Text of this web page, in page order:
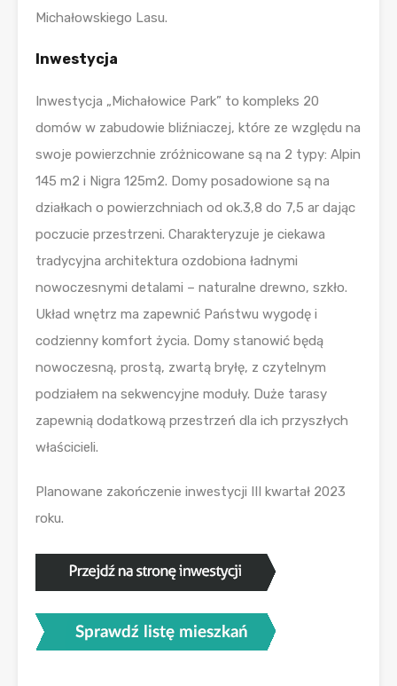
Michałowskiego Lasu.
Inwestycja
Inwestycja „Michałowice Park” to kompleks 20
domów w zabudowie bliźniaczej, które ze względu na
swoje powierzchnie zróżnicowane są na 2 typy: Alpin
145 m2 i Nigra 125m2. Domy posadowione są na
działkach o powierzchniach od ok.3,8 do 7,5 ar dając
poczucie przestrzeni. Charakteryzuje je ciekawa
tradycyjna architektura ozdobiona ładnymi
nowoczesnymi detalami – naturalne drewno, szkło.
Układ wnętrz ma zapewnić Państwu wygodę i
codzienny komfort życia. Domy stanowić będą
nowoczesną, prostą, zwartą bryłę, z czytelnym
podziałem na sekwencyjne moduły. Duże tarasy
zapewnią dodatkową przestrzeń dla ich przyszłych
właścicieli.
Planowane zakończenie inwestycji III kwartał 2023
roku.